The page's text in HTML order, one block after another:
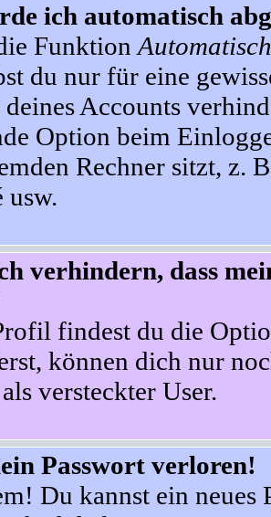
ich automatisch
Funktion
du nur für eine
Accounts
Option beim
Rechner sitzt, z.
usw.
verhindern, dass
findest du die
können dich nur
versteckter User.
Passwort verloren!
Du kannst ein neues